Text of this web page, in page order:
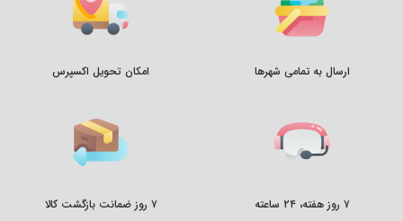
ارسال به تمامی شهرها امکان تحویل اکسپرس
۷ روز هفته، ۲۴ ساعته ۷ روز ضمانت بازگشت کالا